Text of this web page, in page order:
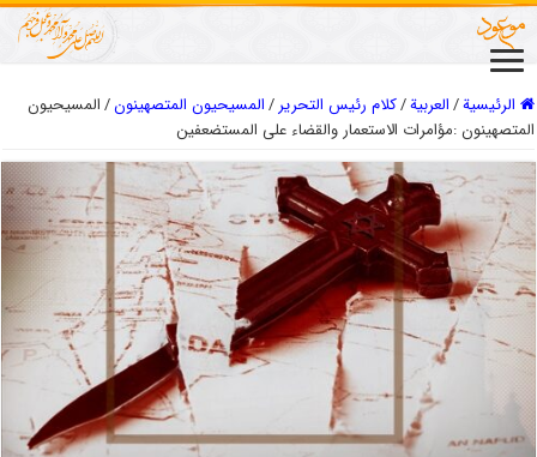
الرئيسية/العربیة/كلام رئيس التحرير/المسیحیون المتصهینون/المسيحيون
المتصهينون :مؤامرات الاستعمار والقضاء على المستضعفين